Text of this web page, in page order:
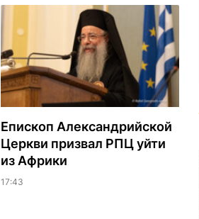
Епископ Александрийской
Церкви призвал РПЦ уйти
из Африки
17:43